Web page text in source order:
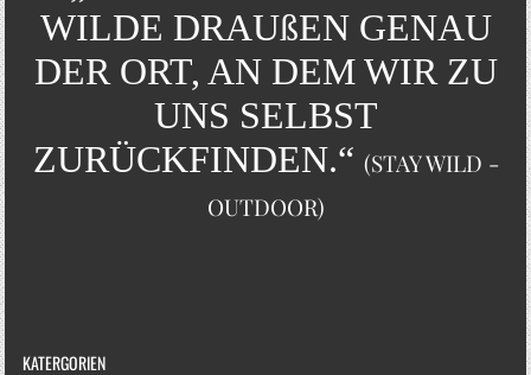
WILDE DRAUßEN GENAU
DER ORT, AN DEM WIR ZU
UNS SELBST
ZURÜCKFINDEN.“ (STAY WILD -
OUTDOOR)
KATERGORIEN